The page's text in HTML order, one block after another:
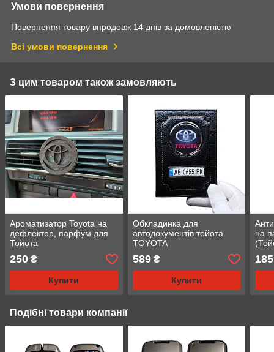
Умови повернення
Повернення товару впродовж 14 днів за домовленістю
Всі умови повернення
З цим товаром також замовляють
Ароматизатор Toyota на
дефлектор, парфум для
Тойота
250 ₴
Купити
Обкладинка для
автодокументів тойота
TOYOTA
589₴
Купити
на
185
Подібні товари компанії